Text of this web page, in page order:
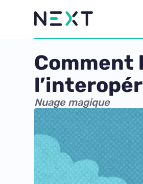
Comment
Nuage magique